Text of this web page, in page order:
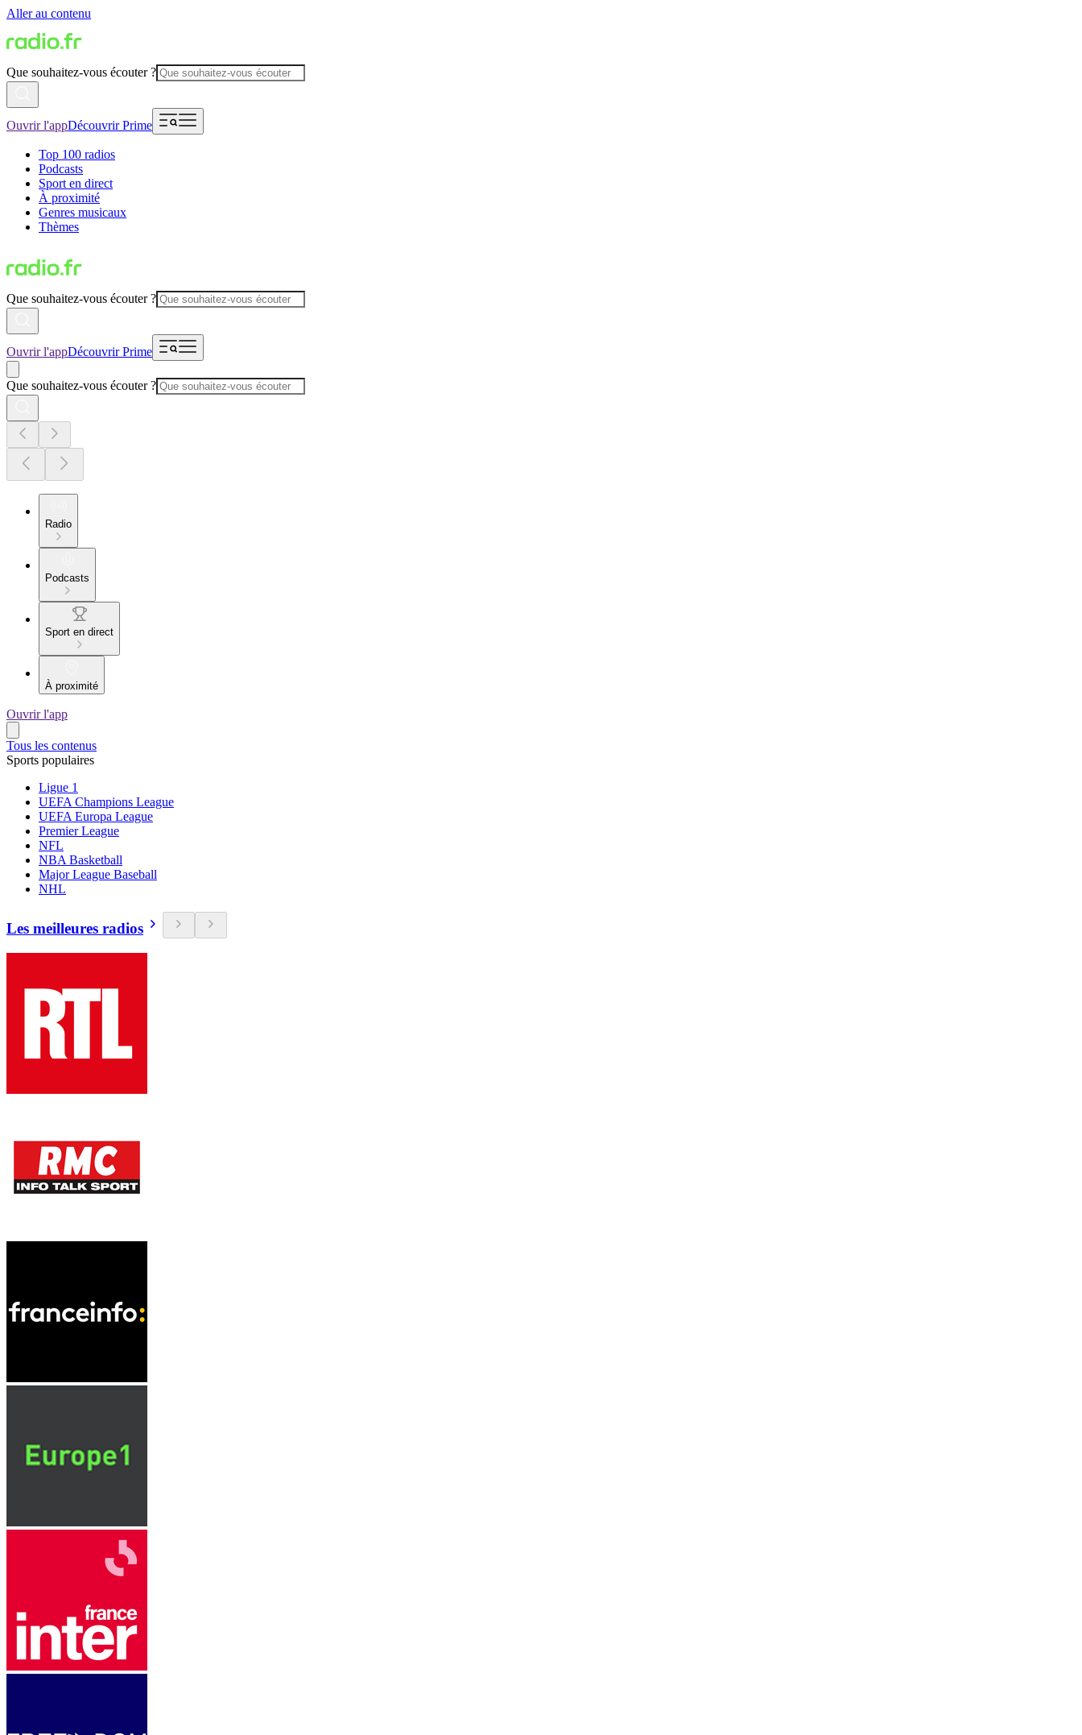
Aller au contenu
Que souhaitez-vous écouter ?
Ouvrir l'appDécouvrir Prime
Top 100 radios
Podcasts
Sport en direct
À proximité
Genres musicaux
Thèmes
Que souhaitez-vous écouter ?
Ouvrir l'appDécouvrir Prime
Que souhaitez-vous écouter ?
Radio
Podcasts
Sport en direct
À proximité
Ouvrir l'app
Tous les contenus
Sports populaires
Ligue 1
UEFA Champions League
UEFA Europa League
Premier League
NFL
NBA Basketball
Major League Baseball
NHL
Les meilleures radios